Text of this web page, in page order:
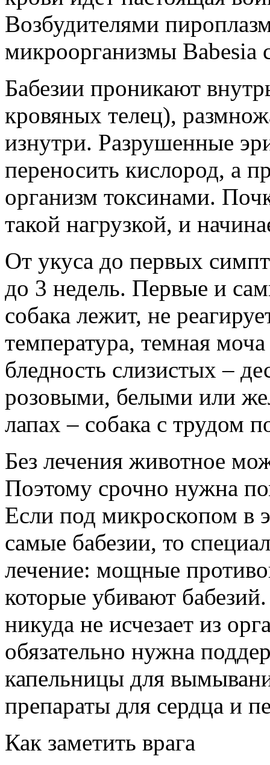
Возбудителями
микроорганизмы Babesia
Бабезии проникают
кровяных телец),
изнутри. Разрушенные
переносить кислород, а
организм токсинами.
такой нагрузкой, и
От укуса до первых
до 3 недель. Первые и
собака лежит, не
температура, темная
бледность слизистых –
розовыми, белыми или
лапах – собака с трудом
Без лечения животное
Поэтому срочно нужна
Если под микроскопом в
самые бабезии, то
лечение: мощные
которые убивают
никуда не исчезает из
обязательно нужна
капельницы для
препараты для сердца и
Как заметить врага